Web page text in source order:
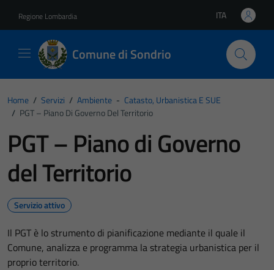
Regione Lombardia Lingua attiva:
ITA
Comune di Sondrio
Home / Servizi / Ambiente - Catasto, Urbanistica E SUE
/ PGT – Piano Di Governo Del Territorio
PGT – Piano di Governo
del Territorio
Servizio attivo
Il PGT è lo strumento di pianificazione mediante il quale il
Comune, analizza e programma la strategia urbanistica per il
proprio territorio.